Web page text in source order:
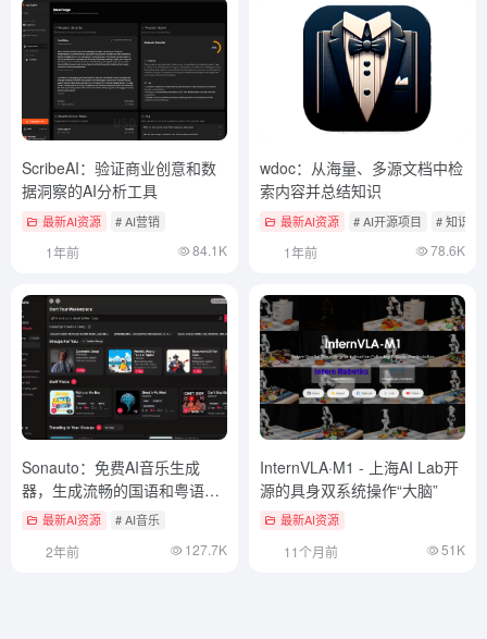
ScribeAI：验证商业创意和数
据洞察的AI分析工具
最新AI资源 # AI营销
1年前 84.1K
wdoc：从海量、多源文档中检
索内容并总结知识
最新AI资源 # AI开源项目 # 知识检
1年前 78.6K
Sonauto：免费AI音乐生成
器，生成流畅的国语和粤语歌
曲 最新AI资源 # AI音乐
2年前 127.7K
InternVLA·M1 - 上海AI Lab开
源的具身双系统操作“大脑”
最新AI资源
11个月前 51K